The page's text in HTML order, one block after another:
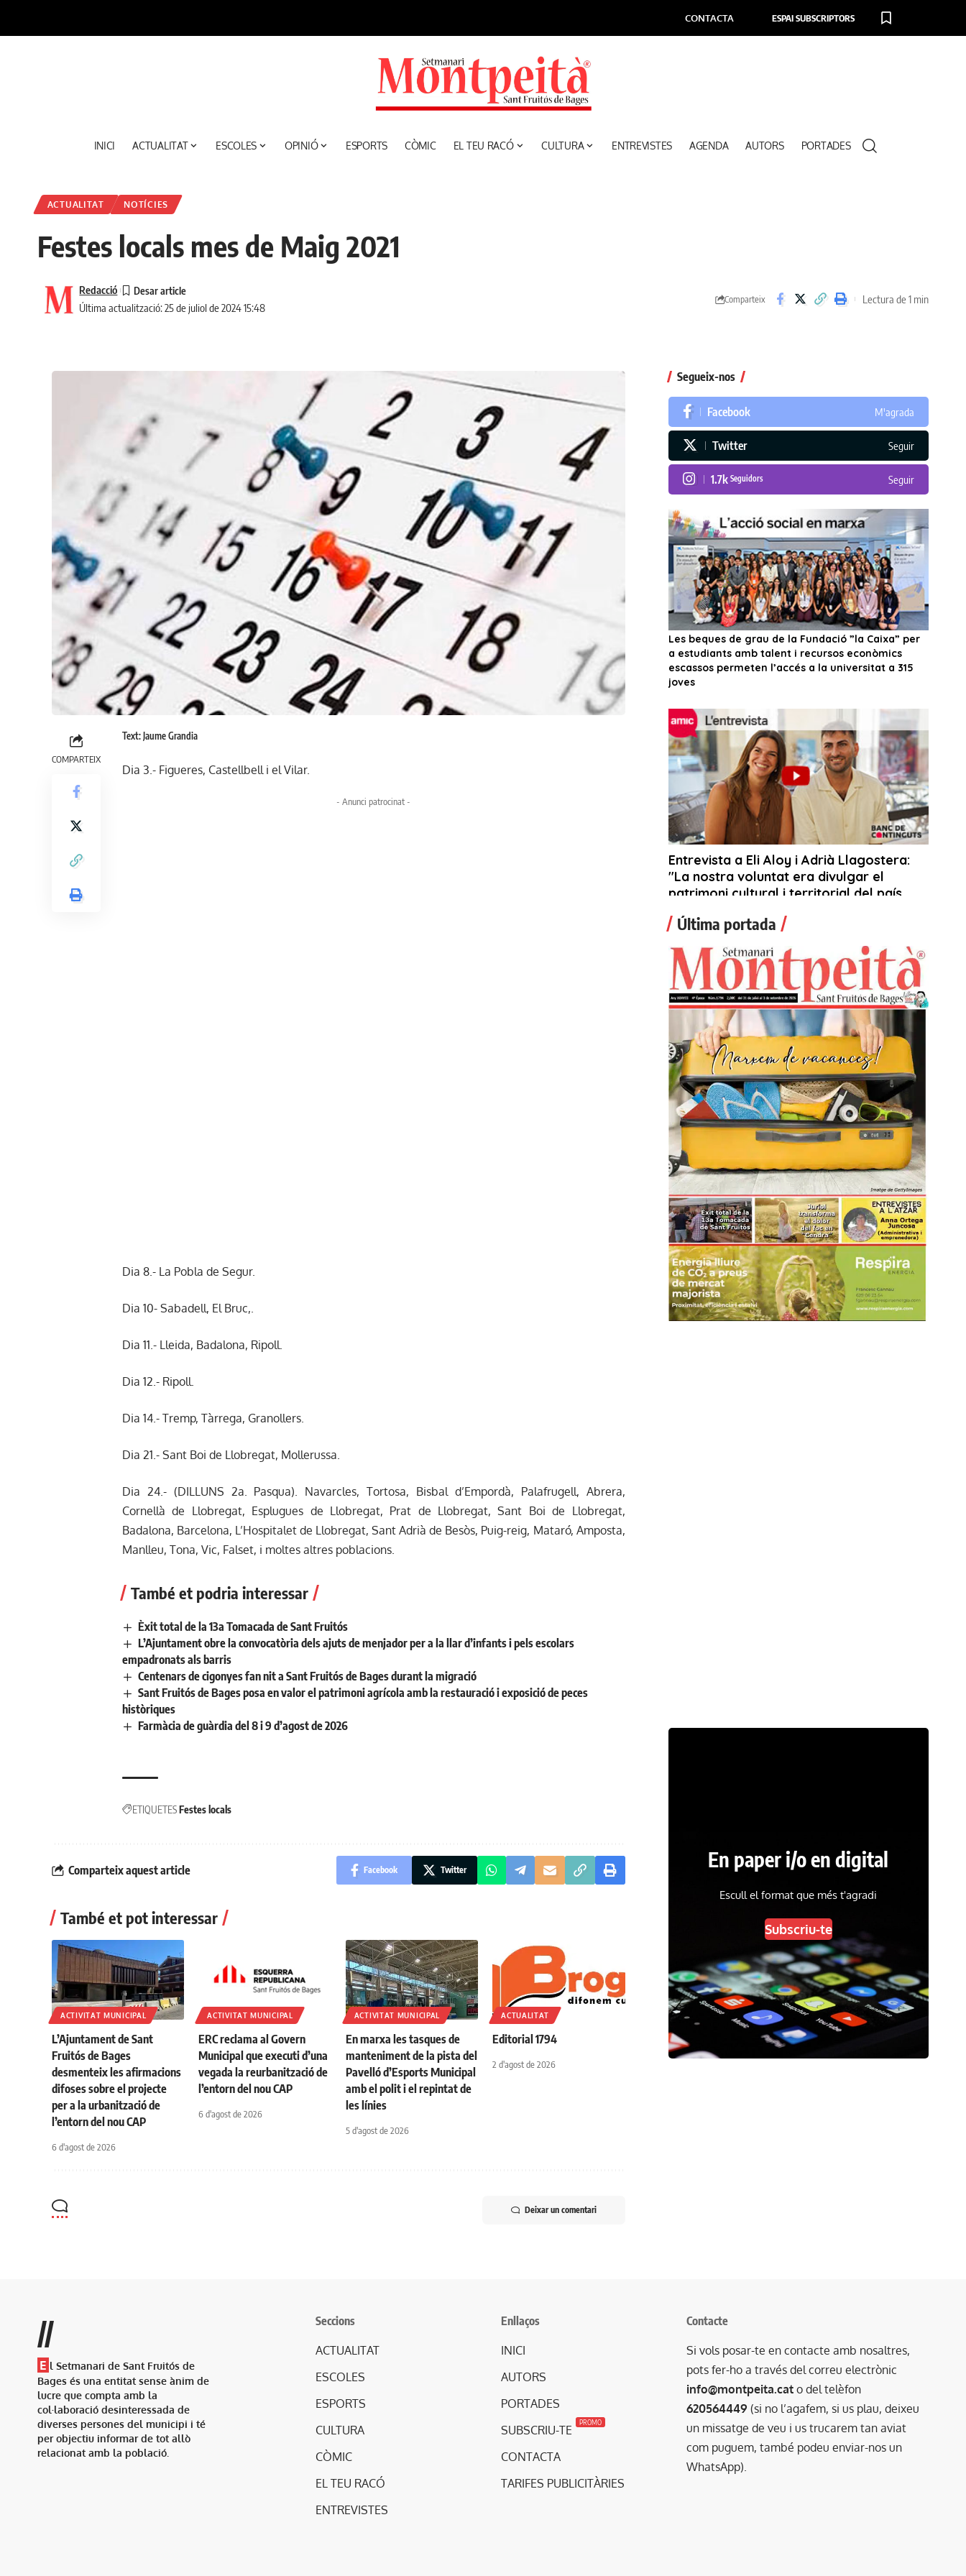
CONTACTA ESPAI SUBSCRIPTORS
INICI ACTUALITAT ESCOLES OPINIÓ ESPORTS CÒMIC EL TEU RACÓ CULTURA ENTREVISTES AGENDA AUTORS PORTADES
ACTUALITAT NOTÍCIES
Festes locals mes de Maig 2021
Última actualització: 25 de juliol de 2024 15:48
Redacció
Comparteix Lectura de 1 min
COMPARTEIX
Text: Jaume Grandia
Dia 3.- Figueres, Castellbell i el Vilar.
- Anunci patrocinat -
Dia 8.- La Pobla de Segur.
Dia 10- Sabadell, El Bruc,.
Dia 11.- Lleida, Badalona, Ripoll.
Dia 12.- Ripoll.
Dia 14.- Tremp, Tàrrega, Granollers.
Dia 21.- Sant Boi de Llobregat, Mollerussa.
Dia 24.- (DILLUNS 2a. Pasqua). Navarcles, Tortosa, Bisbal d’Empordà, Palafrugell, Abrera,
Cornellà de Llobregat, Esplugues de Llobregat, Prat de Llobregat, Sant Boi de Llobregat,
Badalona, Barcelona, L’Hospitalet de Llobregat, Sant Adrià de Besòs, Puig-reig, Mataró, Amposta,
Manlleu, Tona, Vic, Falset, i moltes altres poblacions.
També et podria interessar
Èxit total de la 13a Tomacada de Sant Fruitós
L’Ajuntament obre la convocatòria dels ajuts de menjador per a la llar d’infants i pels escolars
empadronats als barris
Centenars de cigonyes fan nit a Sant Fruitós de Bages durant la migració
Sant Fruitós de Bages posa en valor el patrimoni agrícola amb la restauració i exposició de peces
històriques
Farmàcia de guàrdia del 8 i 9 d’agost de 2026
ETIQUETESFestes locals
Comparteix aquest article Facebook Twitter
També et pot interessar
ACTIVITAT MUNICIPAL
L’Ajuntament de Sant
Fruitós de Bages
desmenteix les afirmacions
difoses sobre el projecte
per a la urbanització de
l’entorn del nou CAP
6 d'agost de 2026
ACTIVITAT MUNICIPAL
ERC reclama al Govern
Municipal que executi d’una
vegada la reurbanització de
l’entorn del nou CAP
6 d'agost de 2026
ACTIVITAT MUNICIPAL
En marxa les tasques de
manteniment de la pista del
Pavelló d’Esports Municipal
amb el polit i el repintat de
les línies
5 d'agost de 2026
ACTUALITAT
Editorial 1794
2 d'agost de 2026
Deixar un comentari
Segueix-nos
Facebook M'agrada
Twitter Seguir
1.7k Seguidors Seguir
Última portada
En paper i/o en digital
Escull el format que més t'agradi
Subscriu-te
//
E l Setmanari de Sant Fruitós de
Bages és una entitat sense ànim de
lucre que compta amb la
col·laboració desinteressada de
diverses persones del municipi i té
per objectiu informar de tot allò
relacionat amb la població.
Seccions
ACTUALITAT
ESCOLES
ESPORTS
CULTURA
CÒMIC
EL TEU RACÓ
ENTREVISTES
Enllaços
INICI
AUTORS
PORTADES
SUBSCRIU-TE
PROMO
CONTACTA
TARIFES PUBLICITÀRIES
Contacte
Si vols posar-te en contacte amb nosaltres,
pots fer-ho a través del correu electrònic
info@montpeita.cat o del telèfon
620564449 (si no l’agafem, si us plau, deixeu
un missatge de veu i us trucarem tan aviat
com puguem, també podeu enviar-nos un
WhatsApp).